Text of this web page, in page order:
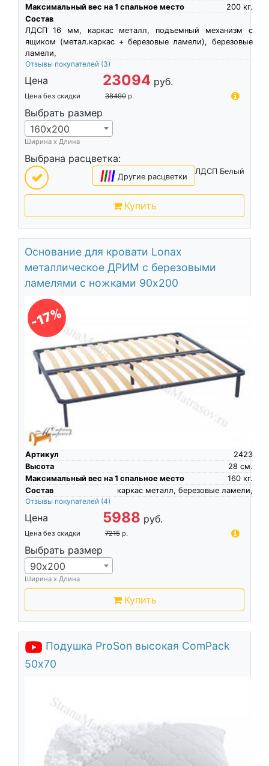
Максимальный вес на 1 спальное место
кг.
200
Состав
ЛДСП 16 мм, каркас металл, подъемный механизм с
ящиком (метал.каркас + березовые ламели), березовые
ламели,
Отзывы покупателей (3)
Цена 23094 руб.
Цена без скидки 38490 р.
Выбрать размер
160х200
Ширина х Длина
Выбрана расцветка:
ЛДСП Белый
|||| Другие расцветки
Купить
Основание для кровати Lonax
металлическое ДРИМ с березовыми
ламелями с ножками 90х200
-17%
Артикул
2423
Высота
см.
28
Максимальный вес на 1 спальное место
кг.
160
Состав
каркас металл, березовые ламели,
Отзывы покупателей (4)
Цена 5988 руб.
Цена без скидки 7215 р.
Выбрать размер
90х200
Ширина х Длина
Купить
Подушка ProSon высокая ComPack
50х70